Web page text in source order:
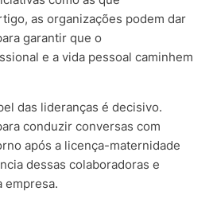
as organizações podem dar
garantir que o
e a vida pessoal caminhem
das lideranças é decisivo.
conduzir conversas com
após a licença-maternidade
dessas colaboradoras e
empresa.